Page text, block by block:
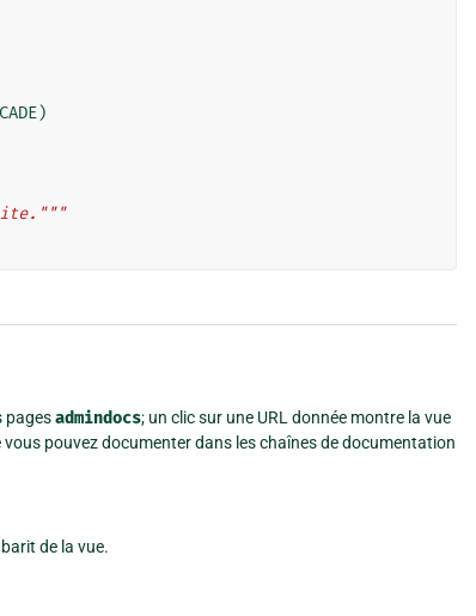
)
pagesadmindocs; un clic sur une URL donnée montre la vue
pouvez documenter dans les chaînes de documentation
de la vue.